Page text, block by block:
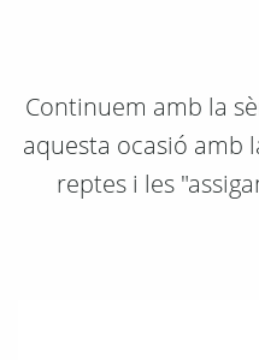
Continuem amb la
aquesta ocasió amb
reptes i les